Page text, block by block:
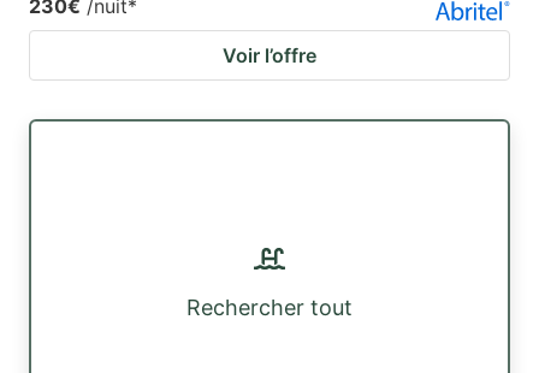
230€ /nuit*
Voir l’offre
Rechercher tout